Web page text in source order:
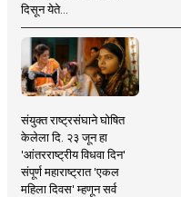
दिसून येते...
संयुक्त राष्ट्रसंघाने घोषित
केलेला दि. २३ जून हा
'आंतरराष्ट्रीय विधवा दिन'
संपूर्ण महाराष्ट्रात 'एकल
महिला दिवस' म्हणून सर्व